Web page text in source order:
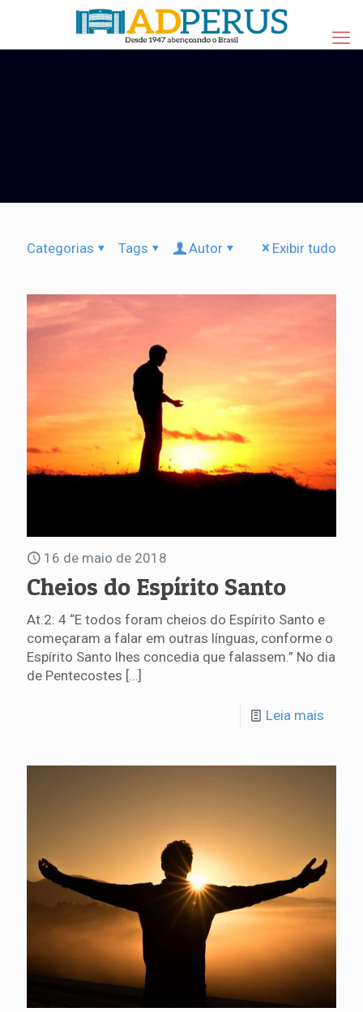
Categorias Tags Autor Exibir tudo
16 de maio de 2018
Cheios do Espírito Santo
At.2: 4 “E todos foram cheios do Espírito Santo e
começaram a falar em outras línguas, conforme o
Espírito Santo lhes concedia que falassem.” No dia
de Pentecostes […]
Leia mais